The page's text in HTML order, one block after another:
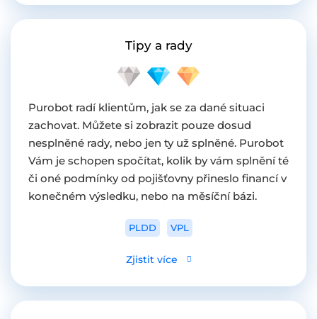
Tipy a rady
Purobot radí klientům, jak se za dané situaci
zachovat. Můžete si zobrazit pouze dosud
nesplněné rady, nebo jen ty už splněné. Purobot
Vám je schopen spočítat, kolik by vám splnění té
či oné podmínky od pojišťovny přineslo financí v
konečném výsledku, nebo na měsíční bázi.
PLDD VPL
Zjistit více